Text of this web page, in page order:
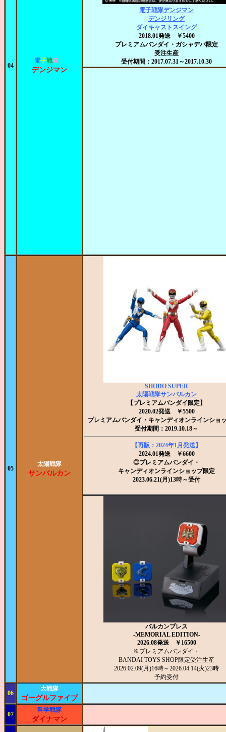
04
電子戦隊
デンジマン
電子戦隊デンジマン
デンジリング
ダイキャストスイング
2018.01発送 ￥5400
プレミアムバンダイ・ガシャデパ限定
受注生産
受付期間：2017.07.31～2017.10.30
05
太陽戦隊
サンバルカン
SHODO SUPER
太陽戦隊サンバルカン
【プレミアムバンダイ限定】
2020.02発送 ￥5500
プレミアムバンダイ・キャンディオンラインショ
受付期間：2019.10.18～
【再販：2024年1月発送】
2024.01発送 ￥6600
◎プレミアムバンダイ・
キャンディオンラインショップ限定
2023.06.21(月)13時～受付
バルカンブレス
-MEMORIAL EDITION-
2026.08発送 ￥16500
※プレミアムバンダイ・
BANDAI TOYS SHOP限定受注生産
2026.02.09(月)16時～2026.04.14(火)23時
予約受付
06
大戦隊
ゴーグルファイブ
07
科学戦隊
ダイナマン